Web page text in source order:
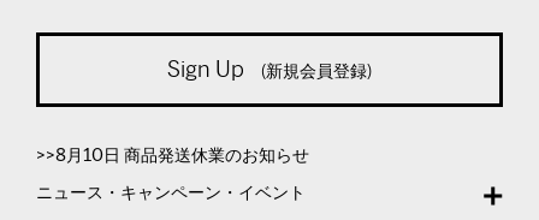
Sign Up (新規会員登録)
>>8月10日 商品発送休業のお知らせ
ニュース・キャンペーン・イベント